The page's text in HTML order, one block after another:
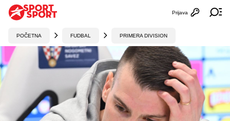
Otvori
Prijava
POČETNA FUDBAL PRIMERA DIVISION